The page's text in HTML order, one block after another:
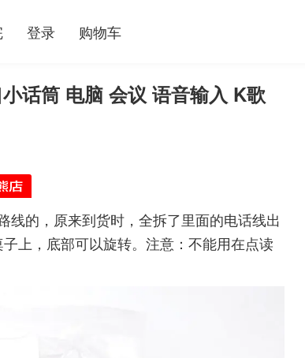
登录 购物车
话筒 电脑 会议 语音输入 K歌
线的，原来到货时，全拆了里面的电话线出
上，底部可以旋转。注意：不能用在点读